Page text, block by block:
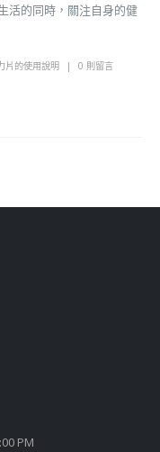
活的同時，關注自身的健
片的使用說明 0 則留言
PM